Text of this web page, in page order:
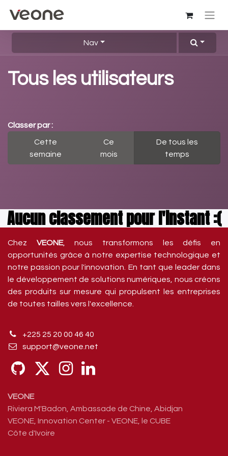
Nav
Tous les utilisateurs
Classer par :
Cette
semaine
Ce
mois
De tous les
temps
Aucun classement pour l'instant :(
Chez VEONE, nous transformons les défis en
opportunités grâce à notre expertise technologique et
notre passion pour l'innovation. En tant que leader dans
le développement de solutions numériques, nous créons
des produits sur mesure qui propulsent les entreprises
de toutes tailles vers l'excellence.
+225 25 20 00 46 40
support@veone.net
VEONE
Riviera M'Badon, Ambassade de Chine, Abidjan
VEONE, Innovation Center - VEONE, le CUBE
Côte d'Ivoire